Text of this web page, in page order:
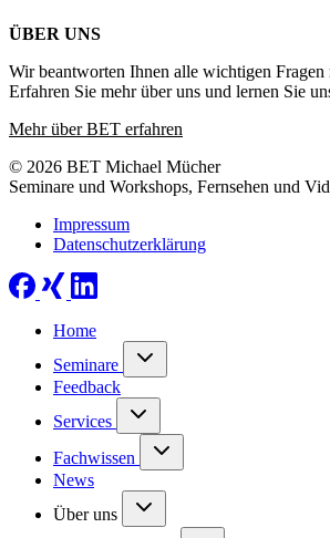
ÜBER UNS
Wir beantworten Ihnen alle wichtigen
Erfahren Sie mehr über uns und lernen Sie
Mehr über BET erfahren
© 2026 BET Michael Mücher
Seminare und Workshops, Fernsehen und
Impressum
Datenschutzerklärung
Home
Seminare
Feedback
Services
Fachwissen
News
Über uns